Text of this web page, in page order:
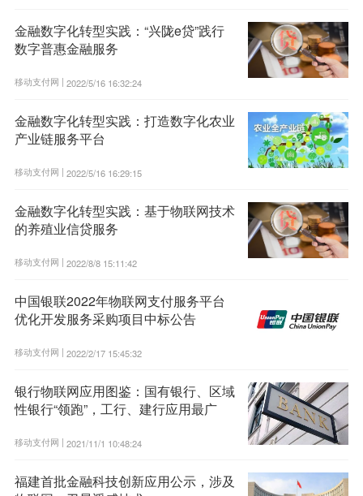
金融数字化转型实践：“兴陇e贷”践行
数字普惠金融服务
移动支付网 | 2022/5/16 16:32:24
金融数字化转型实践：打造数字化农业
产业链服务平台
移动支付网 | 2022/5/16 16:29:15
金融数字化转型实践：基于物联网技术
的养殖业信贷服务
移动支付网 | 2022/8/8 15:11:42
中国银联2022年物联网支付服务平台
优化开发服务采购项目中标公告
移动支付网 | 2022/2/17 15:45:32
银行物联网应用图鉴：国有银行、区域
性银行“领跑”，工行、建行应用最广
移动支付网 | 2021/11/1 10:48:24
福建首批金融科技创新应用公示，涉及